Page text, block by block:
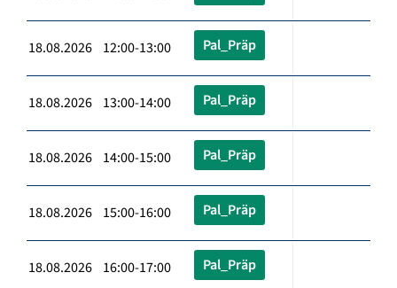
18.08.2026 12:00-13:00 Pal_Präp
18.08.2026 13:00-14:00 Pal_Präp
18.08.2026 14:00-15:00 Pal_Präp
18.08.2026 15:00-16:00 Pal_Präp
18.08.2026 16:00-17:00 Pal_Präp